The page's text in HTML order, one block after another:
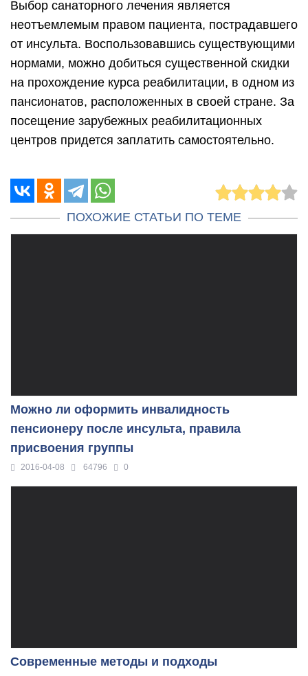
Выбор санаторного лечения является
неотъемлемым правом пациента, пострадавшего
от инсульта. Воспользовавшись существующими
нормами, можно добиться существенной скидки
на прохождение курса реабилитации, в одном из
пансионатов, расположенных в своей стране. За
посещение зарубежных реабилитационных
центров придется заплатить самостоятельно.
ПОХОЖИЕ СТАТЬИ ПО ТЕМЕ
Можно ли оформить инвалидность
пенсионеру после инсульта, правила
присвоения группы
2016-04-08 64796 0
Современные методы и подходы